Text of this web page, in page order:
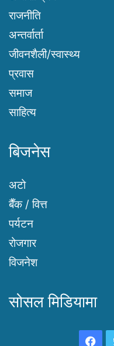
राजनीति
अन्तर्वार्ता
जीवनशैली/स्वास्थ्य
प्रवास
समाज
साहित्य
बिजनेस
अटो
बैँक / वित्त
पर्यटन
रोजगार
विजनेश
सोसल मिडियामा